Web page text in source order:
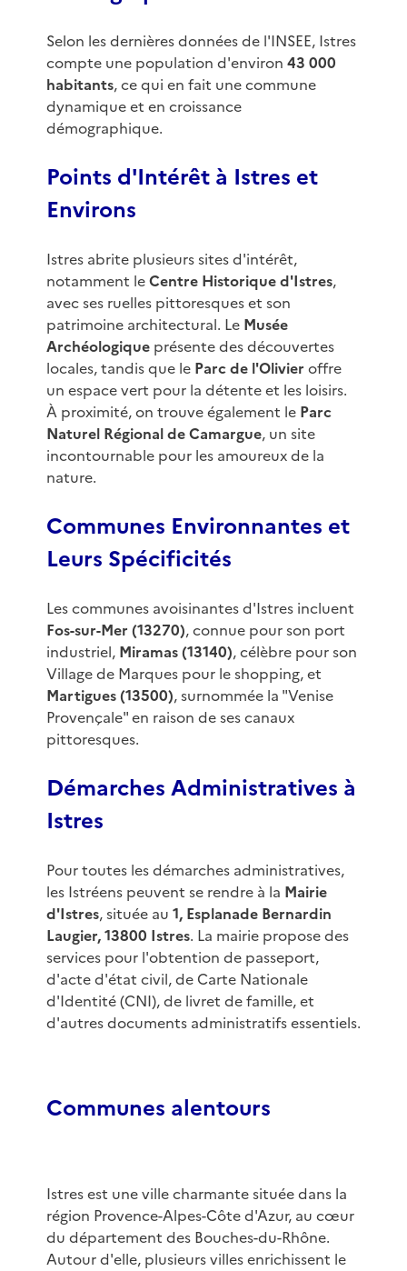
Selon les dernières données de l'INSEE, Istres
compte une population d'environ 43 000
habitants, ce qui en fait une commune
dynamique et en croissance
démographique.
Points d'Intérêt à Istres et
Environs
Istres abrite plusieurs sites d'intérêt,
notamment leCentre Historique d'Istres,
avec ses ruelles pittoresques et son
patrimoine architectural. Le Musée
Archéologiqueprésente des découvertes
locales, tandis que le Parc de l'Olivier offre
un espace vert pour la détente et les loisirs.
À proximité, on trouve également le Parc
Naturel Régional de Camargue, un site
incontournable pour les amoureux de la
nature.
Communes Environnantes et
Leurs Spécificités
Les communes avoisinantes d'Istres incluent
Fos-sur-Mer (13270), connue pour son port
industriel, Miramas (13140), célèbre pour son
Village de Marques pour le shopping, et
Martigues (13500), surnommée la "Venise
Provençale" en raison de ses canaux
pittoresques.
Démarches Administratives à
Istres
Pour toutes les démarches administratives,
les Istréens peuvent se rendre à la Mairie
d'Istres, située au 1, Esplanade Bernardin
Laugier, 13800 Istres. La mairie propose des
services pour l'obtention de passeport,
d'acte d'état civil, de Carte Nationale
d'Identité (CNI), de livret de famille, et
d'autres documents administratifs essentiels.
Communes alentours
Istres est une ville charmante située dans la
région Provence-Alpes-Côte d'Azur, au cœur
du département des Bouches-du-Rhône.
Autour d'elle, plusieurs villes enrichissent le